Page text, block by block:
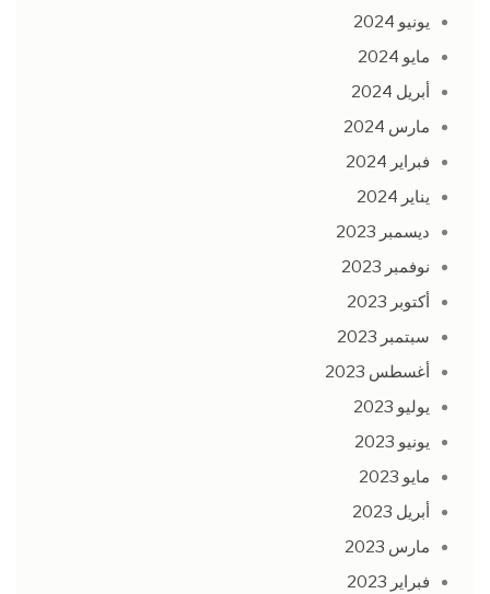
يونيو 2024
مايو 2024
أبريل 2024
مارس 2024
فبراير 2024
يناير 2024
ديسمبر 2023
نوفمبر 2023
أكتوبر 2023
سبتمبر 2023
أغسطس 2023
يوليو 2023
يونيو 2023
مايو 2023
أبريل 2023
مارس 2023
فبراير 2023